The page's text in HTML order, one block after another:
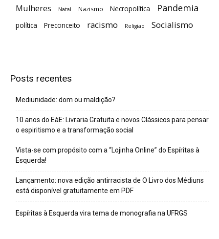
Mulheres Natal Nazismo Necropolítica Pandemia
política Preconceito racismo Religiao Socialismo
Posts recentes
Mediunidade: dom ou maldição?
10 anos do EàE: Livraria Gratuita e novos Clássicos para pensar
o espiritismo e a transformação social
Vista-se com propósito com a “Lojinha Online” do Espíritas à
Esquerda!
Lançamento: nova edição antirracista de O Livro dos Médiuns
está disponível gratuitamente em PDF
Espíritas à Esquerda vira tema de monografia na UFRGS